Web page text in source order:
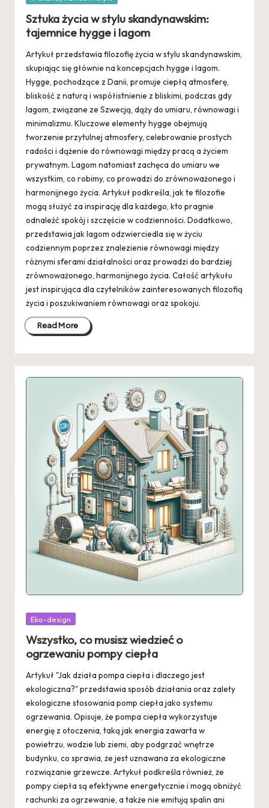
Sztuka życia w stylu skandynawskim:
tajemnice hygge i lagom
Artykuł przedstawia filozofię życia w stylu skandynawskim,
skupiając się głównie na koncepcjach hygge i lagom.
Hygge, pochodzące z Danii, promuje ciepłą atmosferę,
bliskość z naturą i współistnienie z bliskimi, podczas gdy
lagom, związane ze Szwecją, dąży do umiaru, równowagi i
minimalizmu. Kluczowe elementy hygge obejmują
tworzenie przytulnej atmosfery, celebrowanie prostych
radości i dążenie do równowagi między pracą a życiem
prywatnym. Lagom natomiast zachęca do umiaru we
wszystkim, co robimy, co prowadzi do zrównoważonego i
harmonijnego życia. Artykuł podkreśla, jak te filozofie
mogą służyć za inspirację dla każdego, kto pragnie
odnaleźć spokój i szczęście w codzienności. Dodatkowo,
przedstawia jak lagom odzwierciedla się w życiu
codziennym poprzez znalezienie równowagi między
różnymi sferami działalności oraz prowadzi do bardziej
zrównoważonego, harmonijnego życia. Całość artykułu
jest inspirująca dla czytelników zainteresowanych filozofią
życia i poszukiwaniem równowagi oraz spokoju.
Read More
Posted
Eko-design
Wszystko, co musisz wiedzieć o
ogrzewaniu pompy ciepła
Artykuł "Jak działa pompa ciepła i dlaczego jest
ekologiczna?" przedstawia sposób działania oraz zalety
ekologiczne stosowania pomp ciepła jako systemu
ogrzewania. Opisuje, że pompa ciepła wykorzystuje
energię z otoczenia, taką jak energia zawarta w
powietrzu, wodzie lub ziemi, aby podgrzać wnętrze
budynku, co sprawia, że jest uznawana za ekologiczne
rozwiązanie grzewcze. Artykuł podkreśla również, że
pompy ciepła są efektywne energetycznie i mogą obniżyć
rachunki za ogrzewanie, a także nie emitują spalin ani